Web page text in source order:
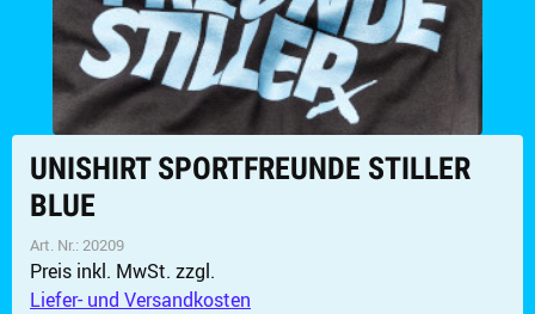
UNISHIRT SPORTFREUNDE STILLER
BLUE
Art. Nr.:20209
Preis inkl. MwSt. zzgl.
Liefer- und Versandkosten